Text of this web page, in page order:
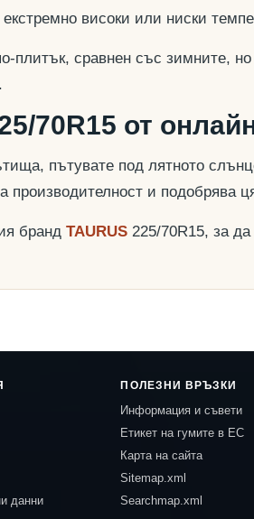
високи или ниски
плитък, сравнен със зимните,
70R15 от
пътувате под лятното
и подобрява
бранд TAURUS 225/70R15, за
данни
ПОЛЕЗНИ ВРЪЗКИ
Информация и съвети
Етикет на гумите в ЕС
Карта на сайта
Sitemap.xml
Searchmap.xml